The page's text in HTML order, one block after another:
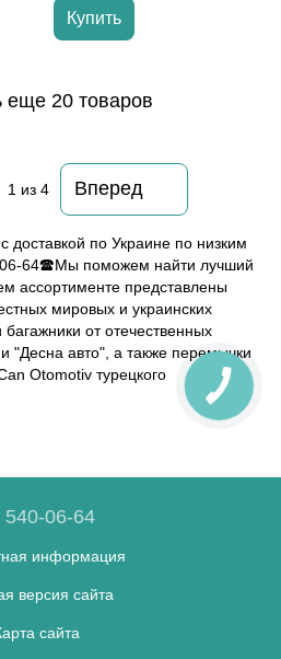
Купить
еще 20 товаров
1 из 4 Вперед
доставкой по Украине по низким
64🕿Мы поможем найти лучший
ассортименте представлены
мировых и украинских
от отечественных
"Десна авто", а также перемычки
Otomotiv турецкого
540-06-64
информация
версия сайта
сайта